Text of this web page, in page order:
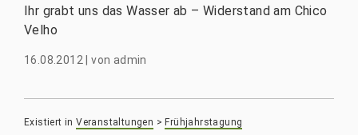
Ihr grabt uns das Wasser ab – Widerstand am Chico
Velho
16.08.2012 |von admin
Existiert in Veranstaltungen > Frühjahrstagung